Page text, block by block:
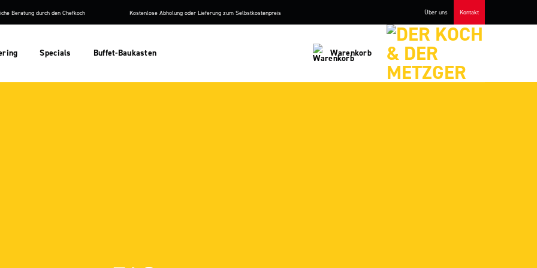
Beratung durch den Chefkoch Kostenlose Abholung oder Lieferung zum Selbstkostenpreis Über uns Kontakt
Specials Buffet-Baukasten Warenkorb